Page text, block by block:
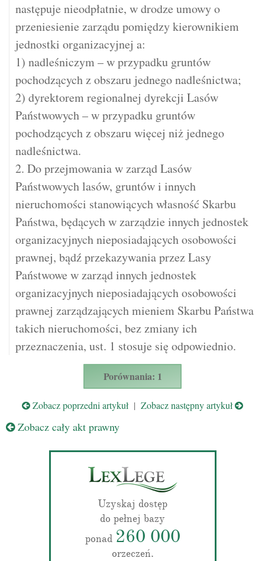
następuje nieodpłatnie, w drodze umowy o
przeniesienie zarządu pomiędzy kierownikiem
jednostki organizacyjnej a:
1) nadleśniczym – w przypadku gruntów
pochodzących z obszaru jednego nadleśnictwa;
2) dyrektorem regionalnej dyrekcji Lasów
Państwowych – w przypadku gruntów
pochodzących z obszaru więcej niż jednego
nadleśnictwa.
2. Do przejmowania w zarząd Lasów
Państwowych lasów, gruntów i innych
nieruchomości stanowiących własność Skarbu
Państwa, będących w zarządzie innych jednostek
organizacyjnych nieposiadających osobowości
prawnej, bądź przekazywania przez Lasy
Państwowe w zarząd innych jednostek
organizacyjnych nieposiadających osobowości
prawnej zarządzających mieniem Skarbu Państwa
takich nieruchomości, bez zmiany ich
przeznaczenia, ust. 1 stosuje się odpowiednio.
Porównania: 1
Zobacz poprzedni artykuł | Zobacz następny artykuł
Zobacz cały akt prawny
Uzyskaj dostęp
do pełnej bazy
ponad 260 000
orzeczeń.